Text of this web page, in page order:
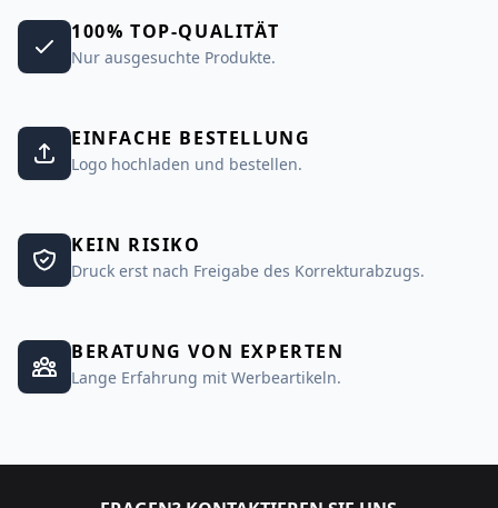
100% TOP-QUALITÄT
Nur ausgesuchte Produkte.
EINFACHE BESTELLUNG
Logo hochladen und bestellen.
KEIN RISIKO
Druck erst nach Freigabe des Korrekturabzugs.
BERATUNG VON EXPERTEN
Lange Erfahrung mit Werbeartikeln.